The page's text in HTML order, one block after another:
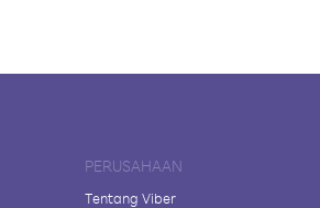
PERUSAHAAN
Tentang Viber